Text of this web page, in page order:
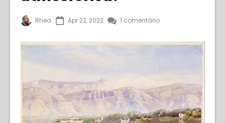
Rhea Apr 22, 2022 1 comentário